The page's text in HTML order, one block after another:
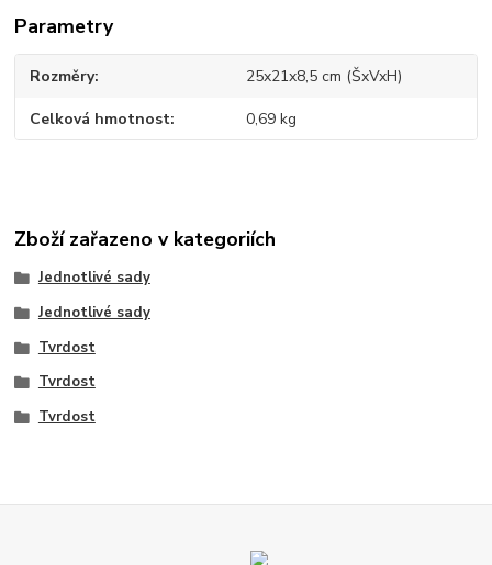
Parametry
Rozměry 25x21x8,5 cm (ŠxVxH)
Celková hmotnost 0,69 kg
Zboží zařazeno v kategoriích
Jednotlivé sady
Jednotlivé sady
Tvrdost
Tvrdost
Tvrdost